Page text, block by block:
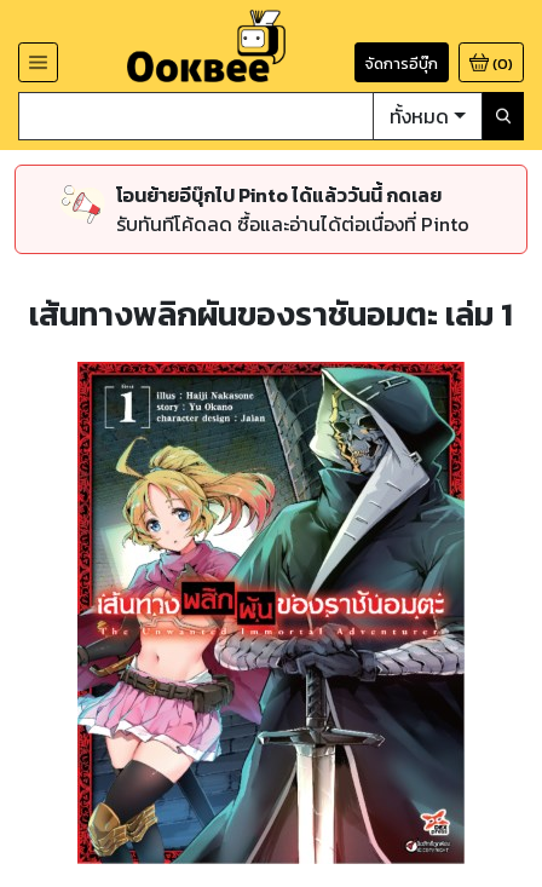
จัดการอีบุ๊ก (0)
ทั้งหมด
โอนย้ายอีบุ๊กไป Pinto ได้แล้ววันนี้ กดเลย
รับทันทีโค้ดลด ซื้อและอ่านได้ต่อเนื่องที่ Pinto
เส้นทางพลิกผันของราชันอมตะ เล่ม 1